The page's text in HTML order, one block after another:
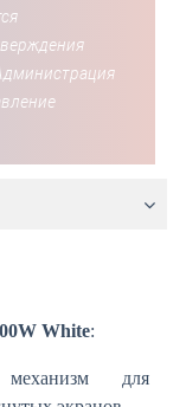
White:
механизм для